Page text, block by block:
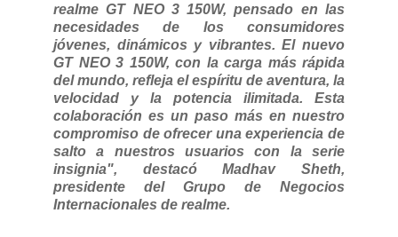
realme GT NEO 3 150W, pensado en las
necesidades de los consumidores
jóvenes, dinámicos y vibrantes. El nuevo
GT NEO 3 150W, con la carga más rápida
del mundo, refleja el espíritu de aventura, la
velocidad y la potencia ilimitada. Esta
colaboración es un paso más en nuestro
compromiso de ofrecer una experiencia de
salto a nuestros usuarios con la serie
insignia", destacó Madhav Sheth,
presidente del Grupo de Negocios
Internacionales de realme.